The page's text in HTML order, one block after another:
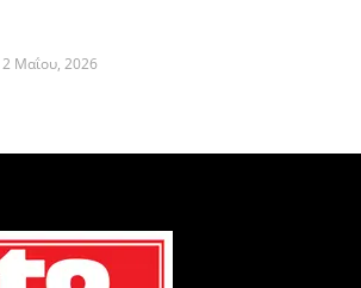
2 Μαΐου, 2026